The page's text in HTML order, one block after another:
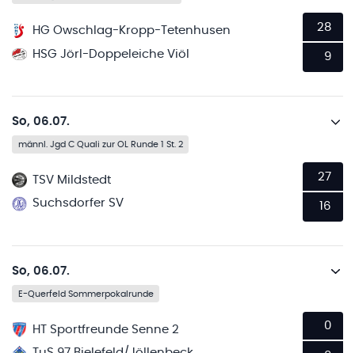
HG Owschlag-Kropp-Tetenhusen
HSG Jörl-Doppeleiche Viöl
28
9
So, 06.07.
männl. Jgd C Quali zur OL Runde 1 St. 2
TSV Mildstedt
Suchsdorfer SV
27
16
So, 06.07.
E-Querfeld Sommerpokalrunde
HT Sportfreunde Senne 2
0